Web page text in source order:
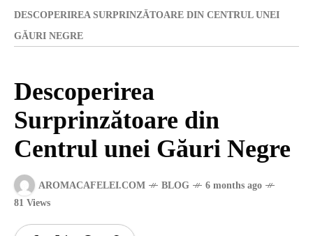
DESCOPERIREA SURPRINZĂTOARE DIN CENTRUL UNEI
GĂURI NEGRE
Descoperirea
Surprinzătoare din
Centrul unei Găuri Negre
AROMACAFELEI.COM BLOG
6 months ago
81 Views
HOROSCOP
ENGLISH
CONTENT
TRAVEL
SANATATE